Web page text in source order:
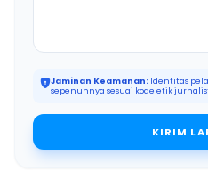
Jaminan Keamanan: Identitas
sepenuhnya sesuai kode etik
KIRIM